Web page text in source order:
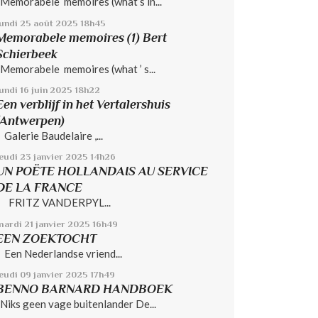
25 août 2025 18h45
memoires (1) Bert
memoires (what ’ s...
16 juin 2025 18h22
verblijf in het Vertalershuis
Baudelaire ,...
23 janvier 2025 14h26
POËTE HOLLANDAIS AU SERVICE
LA FRANCE
VANDERPYL...
21 janvier 2025 16h49
ZOEKTOCHT
Nederlandse vriend...
09 janvier 2025 17h49
BARNARD HANDBOEK
geen vage buitenlander De...